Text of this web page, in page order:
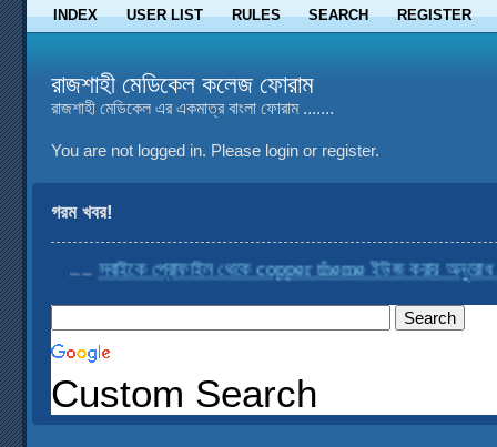
INDEX USER LIST RULES SEARCH REGISTER
রাজশাহী মেডিকেল কলেজ ফোরাম
রাজশাহী মেডিকেল এর একমাত্র বাংলা ফোরাম .......
You are not logged in. Please login or register.
গরম খবর!
.... সবাইকে প্রোফাইল থেকে copper theme ইউজ করার অনুরোধ করা
Custom Search